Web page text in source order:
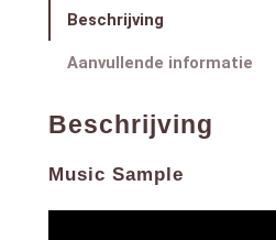
Beschrijving
Aanvullende informatie
Beschrijving
Music Sample